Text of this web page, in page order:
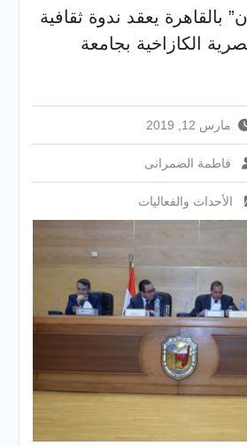
بجامعة سوهاج
تفتح أبوابها
للقبول بالجامعات
بالقاهرة يعقد ندوة ثقافية
الكازاخية بجامعة
مارس 12, 2019
فاطمة الضمرانى
الأحداث والفعاليات